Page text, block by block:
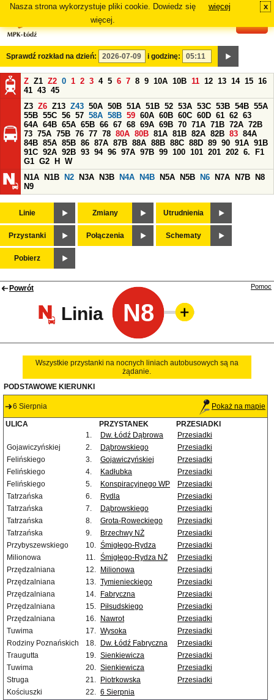
Nasza strona wykorzystuje pliki cookie. Dowiedz się
więcej.
więcej x
Sprawdź rozkład na dzień: i godzinę:
Z Z1 Z2 0 1 2 3 4 5 6 7 8 9 10A 10B 11 12 13 14 15 16
41 43 45
Z3 Z6 Z13 Z43 50A 50B 51A 51B 52 53A 53C 53B 54B 55A
55B 55C 56 57 58A 58B 59 60A 60B 60C 60D 61 62 63
64A 64B 65A 65B 66 67 68 69A 69B 70 71A 71B 72A 72B
73 75A 75B 76 77 78 80A 80B 81A 81B 82A 82B 83 84A
84B 85A 85B 86 87A 87B 88A 88B 88C 88D 89 90 91A 91B
91C 92A 92B 93 94 96 97A 97B 99 100 101 201 202 6.
F1
G1 G2 H
W
N1A
N1B N2 N3A N3B N4A N4B N5A N5B N6 N7A N7B
N8
N9
Linie Zmiany Utrudnienia
Przystanki Połączenia Schematy
Pobierz
Powrót
Linia N8
Pomoc
Wszystkie przystanki na nocnych liniach autobusowych są na
żądanie.
PODSTAWOWE KIERUNKI
6 Sierpnia Pokaż na mapie
ULICA PRZYSTANEK
PRZESIADKI
1.
Dw. Łódź Dąbrowa
Przesiadki
Gojawiczyńskiej
2. Dąbrowskiego
Przesiadki
Felińskiego
3. Gojawiczyńskiej
Przesiadki
Felińskiego
4. Kadłubka
Przesiadki
Felińskiego
5. Konspiracyjnego WP
Przesiadki
Tatrzańska
6. Rydla
Przesiadki
Tatrzańska
7. Dąbrowskiego
Przesiadki
Tatrzańska
8. Grota-Roweckiego
Przesiadki
Tatrzańska
9. Brzechwy NŻ
Przesiadki
Przybyszewskiego
10. Śmigłego-Rydza
Przesiadki
Milionowa
11. Śmigłego-Rydza NŻ
Przesiadki
Przędzalniana
12. Milionowa
Przesiadki
Przędzalniana
13. Tymienieckiego
Przesiadki
Przędzalniana
14. Fabryczna
Przesiadki
Przędzalniana
15. Piłsudskiego
Przesiadki
Przędzalniana
16. Nawrot
Przesiadki
Tuwima
17. Wysoka
Przesiadki
Rodziny Poznańskich
18. Dw. Łódź Fabryczna
Przesiadki
Traugutta
19. Sienkiewicza
Przesiadki
Tuwima
20. Sienkiewicza
Przesiadki
Struga
21. Piotrkowska
Przesiadki
Kościuszki
22. 6 Sierpnia